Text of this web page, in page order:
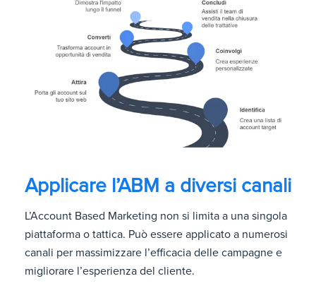
Applicare l’ABM a diversi canali
L’Account Based Marketing non si limita a una singola
piattaforma o tattica. Può essere applicato a numerosi
canali per massimizzare l’efficacia delle campagne e
migliorare l’esperienza del cliente.